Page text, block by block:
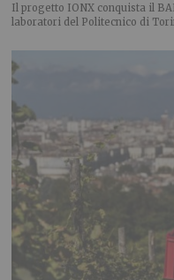
Il progetto IONX conquista il
laboratori del Politecnico di